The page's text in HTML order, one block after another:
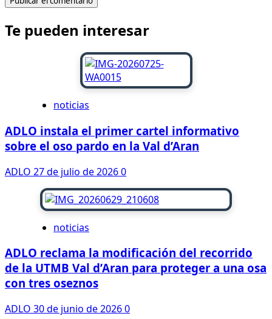
Te pueden interesar
noticias
ADLO instala el primer cartel informativo
sobre el oso pardo en la Val d’Aran
ADLO 27 de julio de 20260
noticias
ADLO reclama la modificación del recorrido
de la UTMB Val d’Aran para proteger a una osa
con tres oseznos
ADLO 30 de junio de 20260